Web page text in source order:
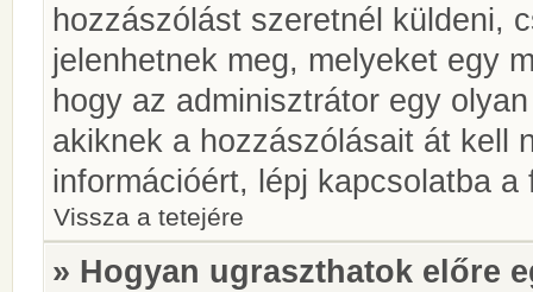
hozzászólást szeretnél küldeni,
jelenhetnek meg, melyeket egy
hogy az adminisztrátor egy
akiknek a hozzászólásait át kell
információért, lépj kapcsolatba
Vissza a tetejére
» Hogyan ugraszthatok előre